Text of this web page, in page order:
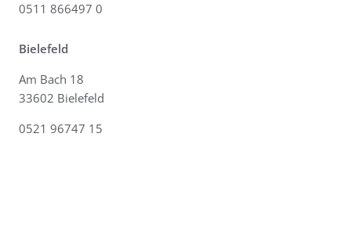
0511 866497 0
Bielefeld
Am Bach 18
33602 Bielefeld
0521 96747 15